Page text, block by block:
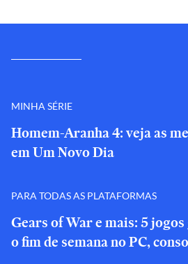
MINHA SÉRIE
Homem-Aranha 4: veja as
em Um Novo Dia
PARA TODAS AS PLATAFORMAS
Gears of War e mais: 5
o fim de semana no PC,